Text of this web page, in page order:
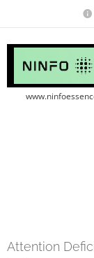
Attention